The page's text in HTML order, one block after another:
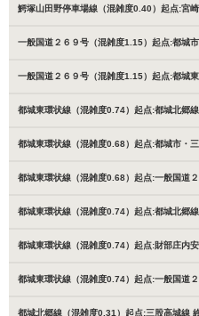
鰐塚山田野停車場線（混雑度0.40）起点:宮
一般国道２６９号（混雑度1.15）起点:都城
一般国道２６９号（混雑度1.15）起点:都城
都城東環状線（混雑度0.74）起点:都城北郷
都城東環状線（混雑度0.68）起点:都城市・
都城東環状線（混雑度0.68）起点:一般国道
都城東環状線（混雑度0.74）起点:都城北郷
都城東環状線（混雑度0.74）起点:財部庄内
都城東環状線（混雑度0.74）起点:一般国道
都城北郷線（混雑度0.31）起点:三股高城線